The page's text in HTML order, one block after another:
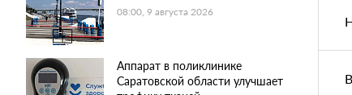
08:00, 9 августа 2026
Аппарат в поликлинике
Саратовской области улучшает